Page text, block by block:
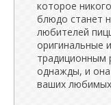
которое
блюдо станет
любителей
оригинальные
традиционным
однажды, и
ваших